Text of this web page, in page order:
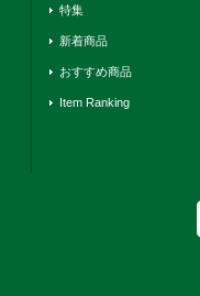
特集
新着商品
おすすめ商品
Item Ranking